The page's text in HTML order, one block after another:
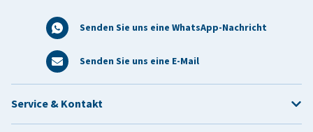
Senden Sie uns eine WhatsApp-Nachricht
Senden Sie uns eine E-Mail
Service & Kontakt